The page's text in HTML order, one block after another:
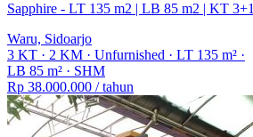
Sapphire - LT 135 m2 | LB 85 m2 | KT 3+1
Waru, Sidoarjo
3 KT · 2 KM · Unfurnished · LT 135 m² ·
LB 85 m² · SHM
Rp 38.000.000 / tahun